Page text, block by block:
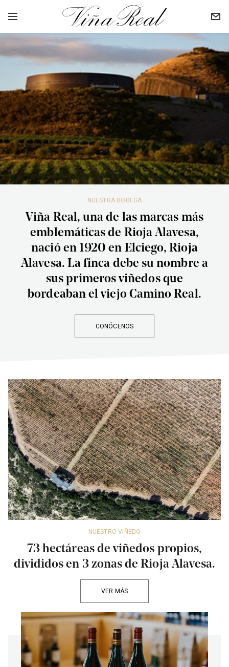
NUESTRA BODEGA
Viña Real, una de las marcas más
emblemáticas de Rioja Alavesa,
nació en 1920 en Elciego, Rioja
Alavesa. La finca debe su nombre a
sus primeros viñedos que
bordeaban el viejo Camino Real.
CONÓCENOS
NUESTRO VIÑEDO
73 hectáreas de viñedos propios,
divididos en 3 zonas de Rioja Alavesa.
VER MÁS